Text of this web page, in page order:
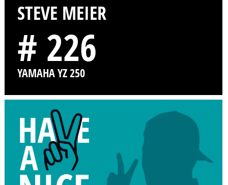
STEVE MEIER
# 226
YAMAHA YZ 250